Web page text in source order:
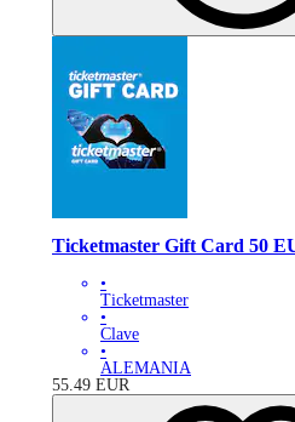
Ticketmaster Gift Card 50
•
Ticketmaster
•
Clave
•
ALEMANIA
55.49 EUR